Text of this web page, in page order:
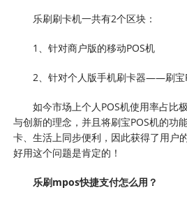
乐刷刷卡机一共有2个区块：
1、针对商户版的移动POS机
2、针对个人版手机刷卡器——刷宝
如今市场上个人POS机使用率占比
与创新的理念，并且将刷宝POS机的功
卡、生活上同步便利，因此获得了用户
好用这个问题是肯定的！
乐刷mpos快捷支付怎么用？